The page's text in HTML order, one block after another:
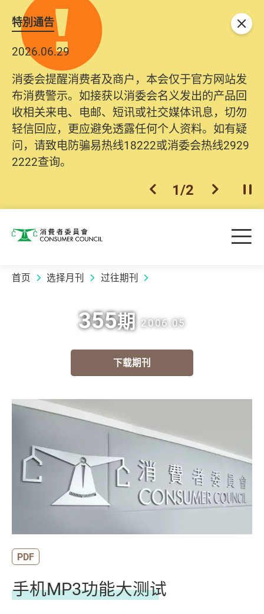
特別通告
2026.06.29
消委会提醒消费者及商户，本会仅于官方网站发
布消费警示。如接获以消委会名义发出的产品回
收相关来电、电邮、短讯或社交媒体讯息，切勿
轻信回应，更应避免透露任何个人资料。如有疑
问，请致电防骗易热线18222或消委会热线2929
2222查询。
上一个
1/2 下一个开
关闭
消费者委员会 目
首页 选择月刊 过往期刊
355期 2006.05
下载期刊
PDF
手机MP3功能大测试